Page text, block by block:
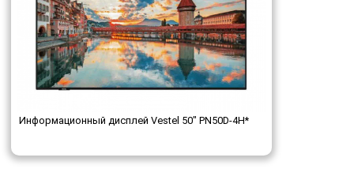
Информационный дисплей Vestel 50" PN50D-4H*